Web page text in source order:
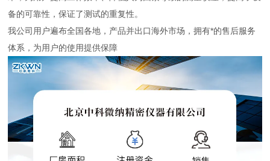
备的可靠性，保证了测试的重复性。
我公司用户遍布全国各地，产品并出口海外市场，拥有*的售后服务
体系，为用户的使用提供保障